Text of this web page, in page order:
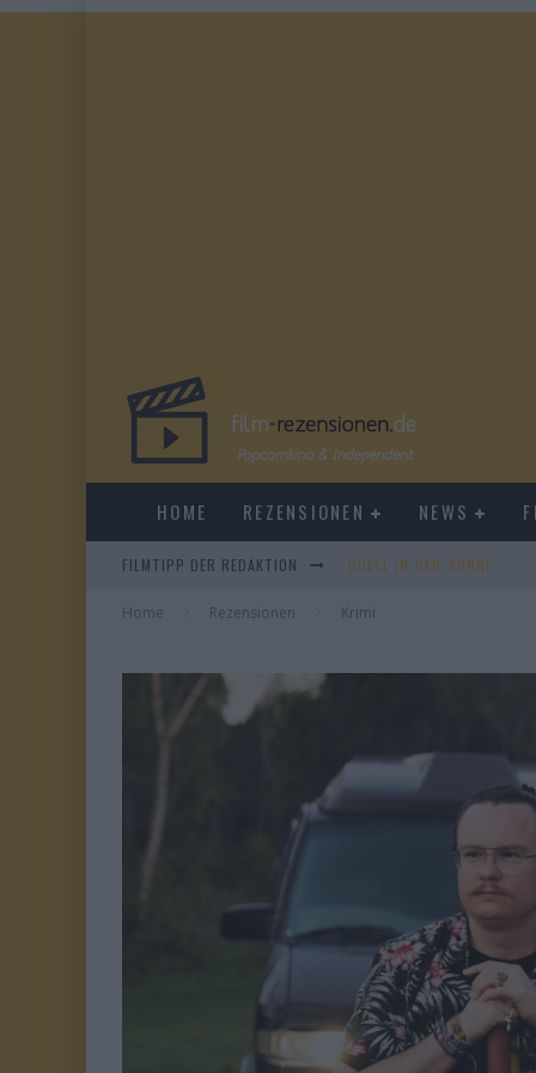
HOME REZENSIONEN NEWS
FILMTIPP DER REDAKTION EVERYTIME
WHAM! – 10 DAYS IN CHINA
Home Rezensionen Krimi